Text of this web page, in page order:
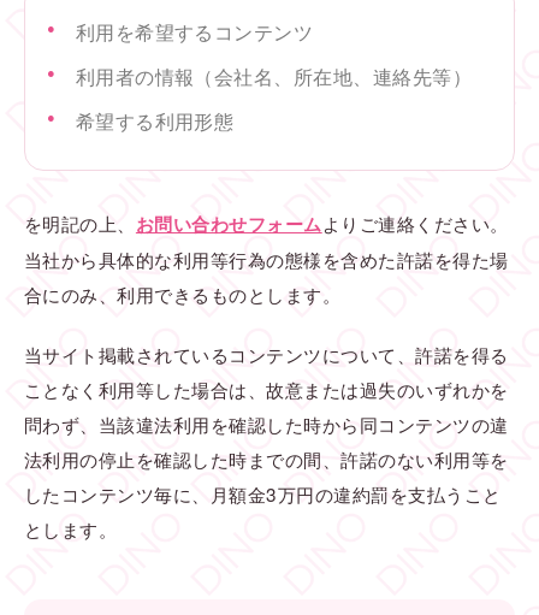
利用を希望するコンテンツ
利用者の情報（会社名、所在地、連絡先等）
希望する利用形態
を明記の上、 お問い合わせフォームよりご連絡ください。
当社から具体的な利用等行為の態様を含めた許諾を得た場
合にのみ、利用できるものとします。
当サイト掲載されているコンテンツについて、許諾を得る
ことなく利用等した場合は、故意または過失のいずれかを
問わず、当該違法利用を確認した時から同コンテンツの違
法利用の停止を確認した時までの間、許諾のない利用等を
したコンテンツ毎に、月額金3万円の違約罰を支払うこと
とします。